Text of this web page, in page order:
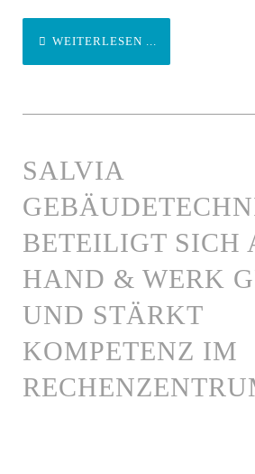
WEITERLESEN ...
SALVIA
BETEILIGT SICH
HAND & WERK
UND STÄRKT
KOMPETENZ IM